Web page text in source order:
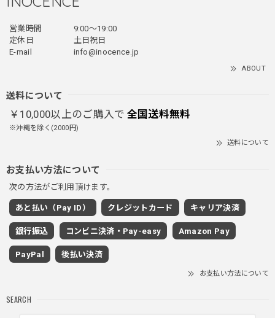
ブラック/L
2025/12/24
クにチャックが気になりますが可愛いのでOKです！！笑
グレー/M
2025/11/28
着心地もいいしカジュアル味が出ていい
営業時間
9:00〜19:00
定休日
土日祝日
E-mail
info@inocence.jp
ABOUT
送料について
￥10,000以上のご購入で 全国送料無料
※沖縄を除く(2000円)
送料について
お支払い方法について
次の方法がご利用頂けます。
あと払い（Pay ID） クレジットカード キャリア決済
銀行振込 コンビニ決済・Pay-easy Amazon Pay
PayPal 後払い決済
お支払い方法について
SEARCH